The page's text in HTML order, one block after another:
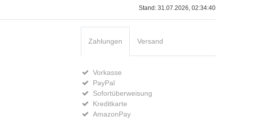
Stand: 31.07.2026, 02:34:40
Zahlungen Versand
Vorkasse
PayPal
Sofortüberweisung
Kreditkarte
AmazonPay